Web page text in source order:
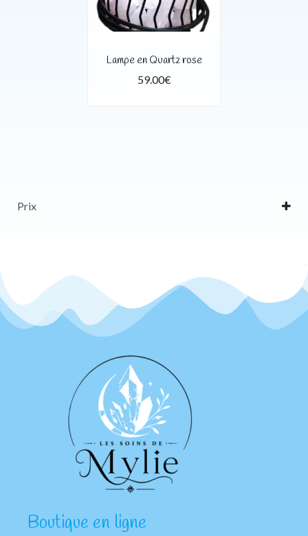
Prix
Lampe en Quartz rose
59.00€
Boutique en ligne